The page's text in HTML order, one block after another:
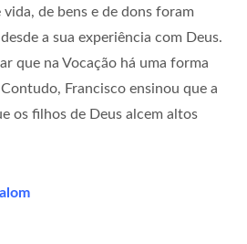
de bens e de dons foram
a sua experiência com Deus.
que na Vocação há uma forma
Francisco ensinou que a
os filhos de Deus alcem altos